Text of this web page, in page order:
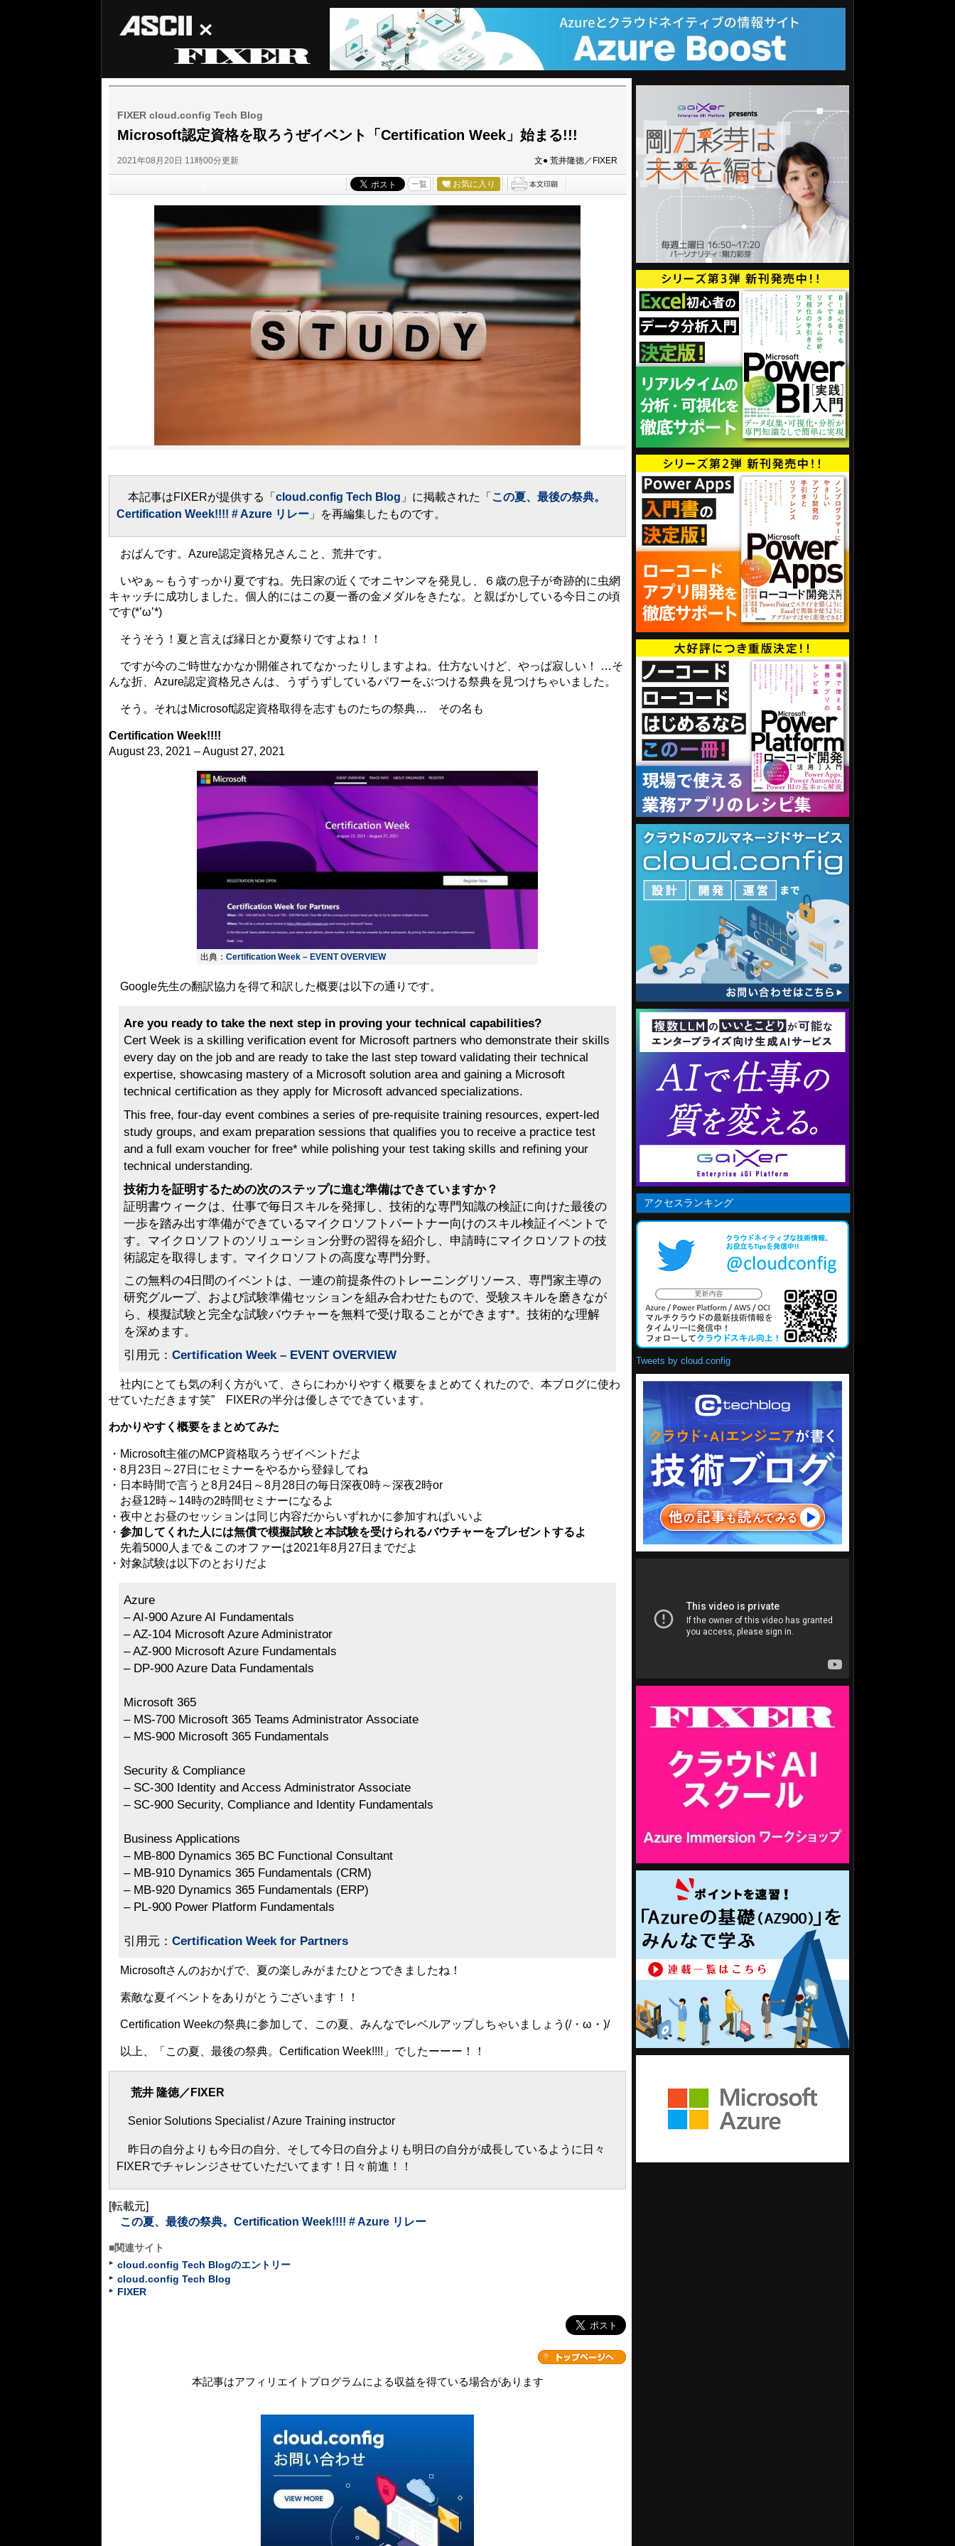
FIXER
FIXER cloud.config Tech Blog
Microsoft認定資格を取ろうぜイベント「Certification Week」始まる!!!
2021年08月20日 11時00分更新 文● 荒井隆徳／FIXER
一覧 お気に入り
本記事はFIXERが提供する「 cloud.config Tech Blog 」に掲載された「 この夏、最後の祭典。
Certification Week!!!! # Azure リレー」を再編集したものです。
おばんです。Azure認定資格兄さんこと、荒井です。
いやぁ～もうすっかり夏ですね。先日家の近くでオニヤンマを発見し、６歳の息子が奇跡的に虫網
キャッチに成功しました。個人的にはこの夏一番の金メダルをきたな。と親ばかしている今日この頃
です(*’ω’*)
そうそう！夏と言えば縁日とか夏祭りですよね！！
ですが今のご時世なかなか開催されてなかったりしますよね。仕方ないけど、やっぱ寂しい！ …そ
んな折、Azure認定資格兄さんは、うずうずしているパワーをぶつける祭典を見つけちゃいました。
そう。それはMicrosoft認定資格取得を志すものたちの祭典… その名も
Certification Week!!!!
August 23, 2021 – August 27, 2021
出典： Certification Week – EVENT OVERVIEW
Google先生の翻訳協力を得て和訳した概要は以下の通りです。
Are you ready to take the next step in proving your technical capabilities?
Cert Week is a skilling verification event for Microsoft partners who demonstrate their skills
every day on the job and are ready to take the last step toward validating their technical
expertise, showcasing mastery of a Microsoft solution area and gaining a Microsoft
technical certification as they apply for Microsoft advanced specializations.
This free, four-day event combines a series of pre-requisite training resources, expert-led
study groups, and exam preparation sessions that qualifies you to receive a practice test
and a full exam voucher for free* while polishing your test taking skills and refining your
technical understanding.
技術力を証明するための次のステップに進む準備はできていますか？
証明書ウィークは、仕事で毎日スキルを発揮し、技術的な専門知識の検証に向けた最後の
一歩を踏み出す準備ができているマイクロソフトパートナー向けのスキル検証イベントで
す。マイクロソフトのソリューション分野の習得を紹介し、申請時にマイクロソフトの技
術認定を取得します。マイクロソフトの高度な専門分野。
この無料の4日間のイベントは、一連の前提条件のトレーニングリソース、専門家主導の
研究グループ、および試験準備セッションを組み合わせたもので、受験スキルを磨きなが
ら、模擬試験と完全な試験バウチャーを無料で受け取ることができます*。技術的な理解
を深めます。
引用元：Certification Week – EVENT OVERVIEW
社内にとても気の利く方がいて、さらにわかりやすく概要をまとめてくれたので、本ブログに使わ
せていただきます笑” FIXERの半分は優しさでできています。
わかりやすく概要をまとめてみた
・Microsoft主催のMCP資格取ろうぜイベントだよ
・8月23日～27日にセミナーをやるから登録してね
・日本時間で言うと8月24日～8月28日の毎日深夜0時～深夜2時or
お昼12時～14時の2時間セミナーになるよ
・夜中とお昼のセッションは同じ内容だからいずれかに参加すればいいよ
・ 参加してくれた人には無償で模擬試験と本試験を受けられるバウチャーをプレゼントするよ
先着5000人まで＆このオファーは2021年8月27日までだよ
・対象試験は以下のとおりだよ
Azure
– AI-900 Azure AI Fundamentals
– AZ-104 Microsoft Azure Administrator
– AZ-900 Microsoft Azure Fundamentals
– DP-900 Azure Data Fundamentals
Microsoft 365
– MS-700 Microsoft 365 Teams Administrator Associate
– MS-900 Microsoft 365 Fundamentals
Security & Compliance
– SC-300 Identity and Access Administrator Associate
– SC-900 Security, Compliance and Identity Fundamentals
Business Applications
– MB-800 Dynamics 365 BC Functional Consultant
– MB-910 Dynamics 365 Fundamentals (CRM)
– MB-920 Dynamics 365 Fundamentals (ERP)
– PL-900 Power Platform Fundamentals
引用元：Certification Week for Partners
Microsoftさんのおかげで、夏の楽しみがまたひとつできましたね！
素敵な夏イベントをありがとうございます！！
Certification Weekの祭典に参加して、この夏、みんなでレベルアップしちゃいましょう(/・ω・)/
以上、「この夏、最後の祭典。Certification Week!!!!」でしたーーー！！
荒井 隆徳／FIXER
Senior Solutions Specialist / Azure Training instructor
昨日の自分よりも今日の自分、そして今日の自分よりも明日の自分が成長しているように日々
FIXERでチャレンジさせていただいてます！日々前進！！
[転載元]
この夏、最後の祭典。Certification Week!!!! # Azure リレー
■関連サイト
cloud.config Tech Blogのエントリー
cloud.config Tech Blog
FIXER
本記事はアフィリエイトプログラムによる収益を得ている場合があります
アクセスランキング
Tweets by cloud.config